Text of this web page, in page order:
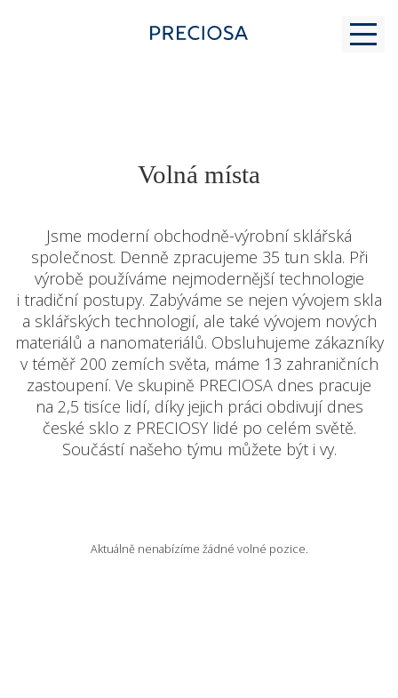
PROČ K NÁM
PRO STUDENTY
MODERNÍ SKLÁŘSTVÍ
KONTAKT
VOLNÁ MÍSTA
Volná místa
Jsme moderní obchodně-výrobní sklářská
společnost. Denně zpracujeme 35 tun skla. Při
výrobě používáme nejmodernější technologie
i tradiční postupy. Zabýváme se nejen vývojem skla
a sklářských technologií, ale také vývojem nových
materiálů a nanomateriálů. Obsluhujeme zákazníky
v téměř 200 zemích světa, máme 13 zahraničních
zastoupení. Ve skupině PRECIOSA dnes pracuje
na 2,5 tisíce lidí, díky jejich práci obdivují dnes
české sklo z PRECIOSY lidé po celém světě.
Součástí našeho týmu můžete být i vy.
Aktuálně nenabízíme žádné volné pozice.